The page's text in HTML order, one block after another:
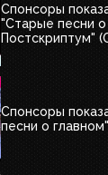
Спонсоры
"Старые песни о
Постскриптум"
Спонсоры
песни о